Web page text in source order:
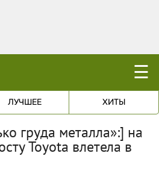
☰
ЛУЧШЕЕ ХИТЫ
груда металла»:] на
Toyota влетела в